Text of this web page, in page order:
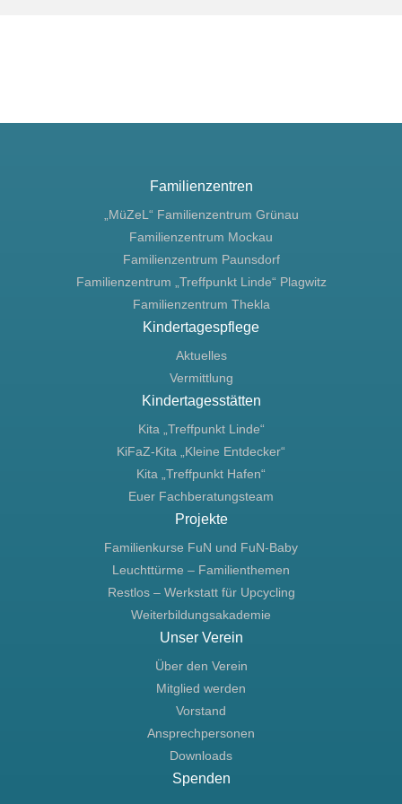
Familienzentren
„MüZeL“ Familienzentrum Grünau
Familienzentrum Mockau
Familienzentrum Paunsdorf
Familienzentrum „Treffpunkt Linde“ Plagwitz
Familienzentrum Thekla
Kindertagespflege
Aktuelles
Vermittlung
Kindertagesstätten
Kita „Treffpunkt Linde“
KiFaZ-Kita „Kleine Entdecker“
Kita „Treffpunkt Hafen“
Euer Fachberatungsteam
Projekte
Familienkurse FuN und FuN-Baby
Leuchttürme – Familienthemen
Restlos – Werkstatt für Upcycling
Weiterbildungsakademie
Unser Verein
Über den Verein
Mitglied werden
Vorstand
Ansprechpersonen
Downloads
Spenden